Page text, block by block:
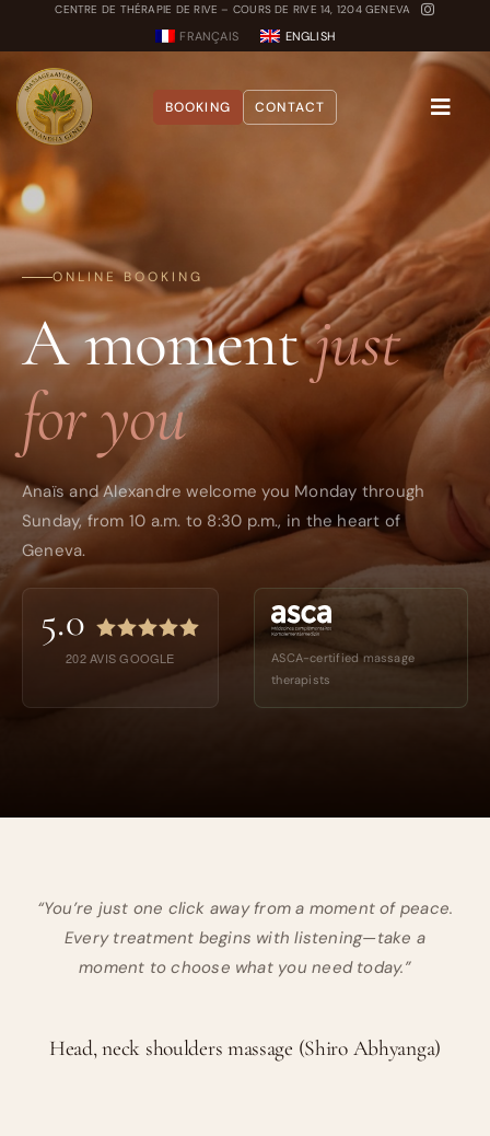
content
CENTRE DE THÉRAPIE DE RIVE – COURS DE RIVE 14, 1204 GENEVA
FRANÇAIS ENGLISH
Toggle
About
Treatments
Blog
BOOKING CONTACT
ONLINE BOOKING
A momentjust
for you
Anaïs and Alexandre welcome you Monday through
Sunday, from 10 a.m. to 8:30 p.m., in the heart of
Geneva.
5.0
202AVIS GOOGLE
ASCA-certified massage
therapists
“You’re just one click away from a moment of peace.
Every treatment begins with listening—take a
moment to choose what you need today.”
Head, neck shoulders massage (Shiro Abhyanga)